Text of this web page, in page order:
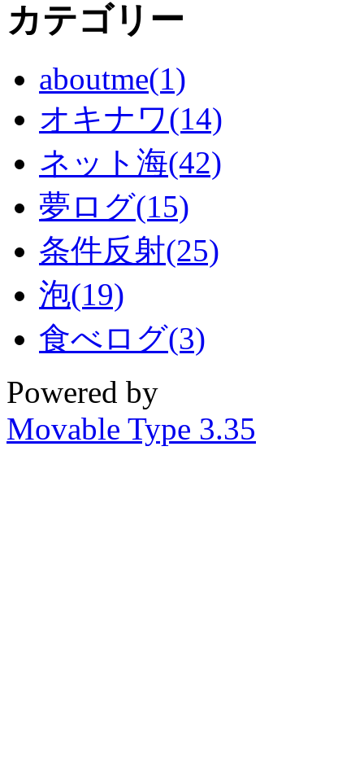
カテゴリー
aboutme(1)
オキナワ(14)
ネット海(42)
夢ログ(15)
条件反射(25)
泡(19)
食べログ(3)
Powered by
Movable Type 3.35